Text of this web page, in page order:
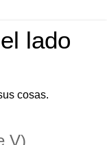
lado
cosas.
V)